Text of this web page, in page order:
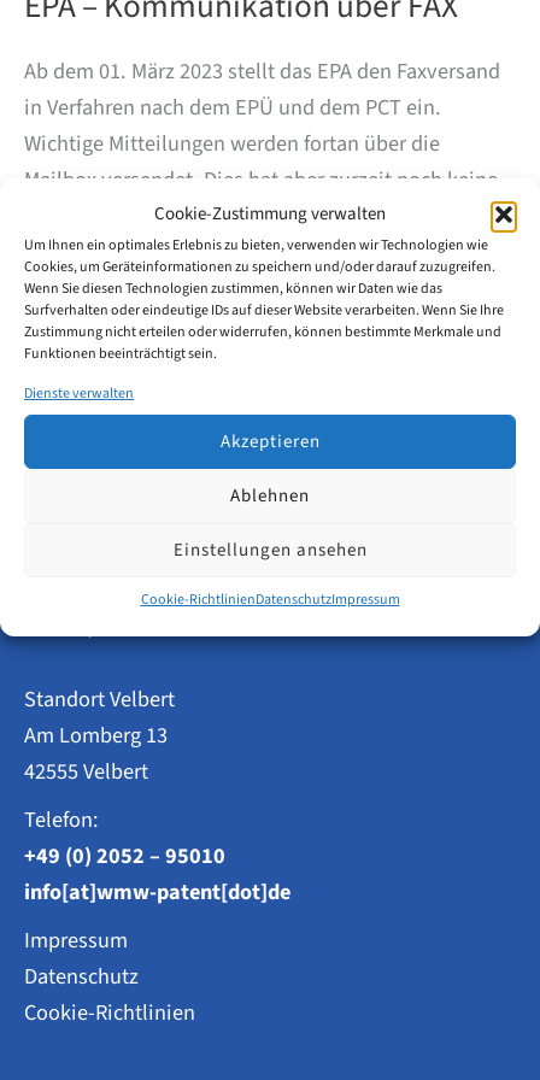
Cookie-Zustimmung verwalten
Um Ihnen ein optimales Erlebnis zu bieten, verwenden wir Technologien wie
Cookies, um Geräteinformationen zu speichern und/oder darauf zuzugreifen.
Wenn Sie diesen Technologien zustimmen, können wir Daten wie das
Surfverhalten oder eindeutige IDs auf dieser Website verarbeiten. Wenn Sie Ihre
Zustimmung nicht erteilen oder widerrufen, können bestimmte Merkmale und
Funktionen beeinträchtigt sein.
Dienste verwalten
Akzeptieren
Ablehnen
Einstellungen ansehen
Cookie-RichtlinienDatenschutzImpressum
Ab dem 01. März 2023 stellt das EPA den Faxversand
in Verfahren nach dem EPÜ und dem PCT ein.
Wichtige Mitteilungen werden fortan über die
Mailbox versendet. Dies hat aber zurzeit noch keine
Auswirkung auf die Einreichung von Anmeldungen
und anderen Schriftstücken per Fax, die unter den
vom Präsidenten des EPA festgelegten Bedingungen
weiterhin möglich ist. Quelle: EPA, Mitt. 01.02.23
EPA
–
über
Weiterlesen
Patentanwälte
Standort Velbert
Am Lomberg 13
42555 Velbert
Telefon:
+49 (0) 2052 – 95010
info[at]wmw-patent[dot]de
Impressum
Datenschutz
Cookie-Richtlinien